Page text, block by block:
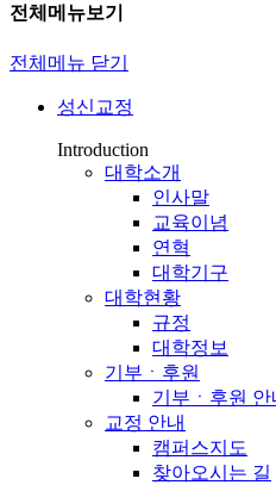
전체메뉴보기
전체메뉴 닫기
성신교정
Introduction
대학소개
인사말
교육이념
연혁
대학기구
대학현황
규정
대학정보
기부ㆍ후원
기부ㆍ후원 안
교정 안내
캠퍼스지도
찾아오시는 길